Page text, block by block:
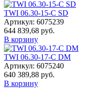
TWI 06.30-15-C SD
Артикул: 6075239
644 839,68 руб.
В корзину
TWI 06.30-17-C DM
Артикул: 6075240
640 389,88 руб.
В корзину